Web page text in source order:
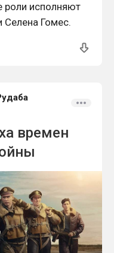
роли исполняют
Селена Гомес.
времен